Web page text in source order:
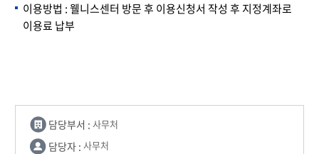
이용방법 : 웰니스센터 방문 후 이용신청서 작성 후 지정계좌로
이용료 납부
담당부서 : 사무처
담당자 : 사무처